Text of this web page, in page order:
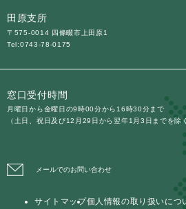
田原支所
〒575-0014 四條畷市上田原1
Tel:0743-78-0175
窓口受付時間
月曜日から金曜日の9時00分から16時30分まで
（土日、祝日及び12月29日から翌年1月3日までを除
メールでのお問い合わせ
サイトマップ個人情報の取り扱いにつ